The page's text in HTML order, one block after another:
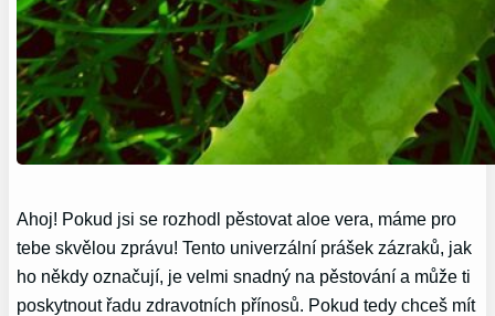
Ahoj! Pokud jsi se rozhodl pěstovat aloe vera, máme pro
tebe skvělou zprávu! Tento univerzální prášek zázraků, jak
ho někdy označují, je velmi snadný na pěstování a může ti
poskytnout řadu zdravotních přínosů. Pokud tedy chceš mít